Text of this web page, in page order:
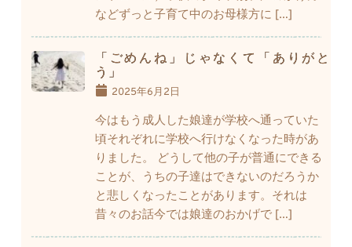
などずっと子育て中のお母様方に […]
「ごめんね」じゃなくて「ありがと
う」
2025年6月2日
今はもう成人した娘達が学校へ通っていた
頃それぞれに学校へ行けなくなった時があ
りました。 どうして他の子が普通にできる
ことが、うちの子達はできないのだろうか
と悲しくなったことがあります。それは
昔々のお話今では娘達のおかげで […]